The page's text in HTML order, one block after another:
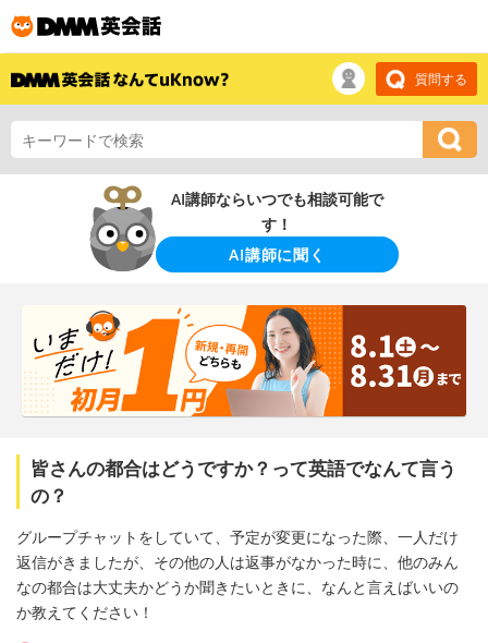
質問する
AI講師ならいつでも相談可能で
す！
AI講師に聞く
皆さんの都合はどうですか？って英語でなんて言う
の？
グループチャットをしていて、予定が変更になった際、一人だけ
返信がきましたが、その他の人は返事がなかった時に、他のみん
なの都合は大丈夫かどうか聞きたいときに、なんと言えばいいの
か教えてください！